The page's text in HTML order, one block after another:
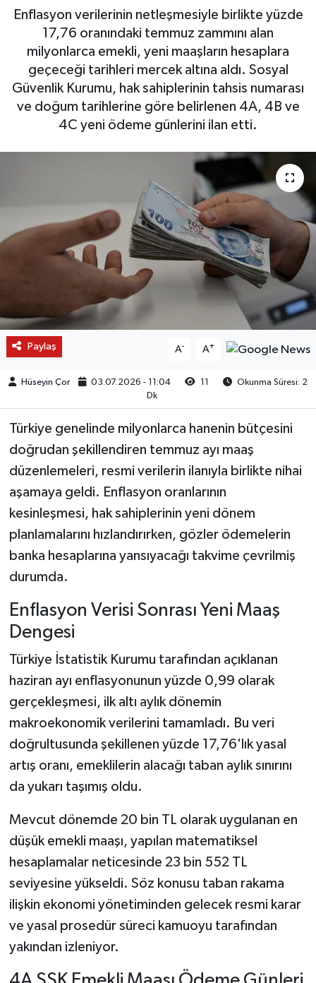
Enflasyon verilerinin netleşmesiyle birlikte yüzde
17,76 oranındaki temmuz zammını alan
milyonlarca emekli, yeni maaşların hesaplara
geçeceği tarihleri mercek altına aldı. Sosyal
Güvenlik Kurumu, hak sahiplerinin tahsis numarası
ve doğum tarihlerine göre belirlenen 4A, 4B ve
4C yeni ödeme günlerini ilan etti.
Paylaş A- A+
Hüseyin Çor 03.07.2026 - 11:04 11
Okunma Süresi: 2
Dk
Türkiye genelinde milyonlarca hanenin bütçesini
doğrudan şekillendiren temmuz ayı maaş
düzenlemeleri, resmi verilerin ilanıyla birlikte nihai
aşamaya geldi. Enflasyon oranlarının
kesinleşmesi, hak sahiplerinin yeni dönem
planlamalarını hızlandırırken, gözler ödemelerin
banka hesaplarına yansıyacağı takvime çevrilmiş
durumda.
Enflasyon Verisi Sonrası Yeni Maaş
Dengesi
Türkiye İstatistik Kurumu tarafından açıklanan
haziran ayı enflasyonunun yüzde 0,99 olarak
gerçekleşmesi, ilk altı aylık dönemin
makroekonomik verilerini tamamladı. Bu veri
doğrultusunda şekillenen yüzde 17,76'lık yasal
artış oranı, emeklilerin alacağı taban aylık sınırını
da yukarı taşımış oldu.
Mevcut dönemde 20 bin TL olarak uygulanan en
düşük emekli maaşı, yapılan matematiksel
hesaplamalar neticesinde 23 bin 552 TL
seviyesine yükseldi. Söz konusu taban rakama
ilişkin ekonomi yönetiminden gelecek resmi karar
ve yasal prosedür süreci kamuoyu tarafından
yakından izleniyor.